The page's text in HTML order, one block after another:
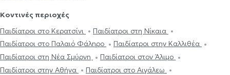
Κοντινές περιοχές
Παιδίατροι στο Κερατσίνι
Παιδίατροι στη Νίκαια
Παιδίατροι στο Παλαιό Φάληρο
Παιδίατροι στην Καλλιθέα
Παιδίατροι στη Νέα Σμύρνη
Παιδίατροι στον Άλιμο
Παιδίατροι στην Αθήνα
Παιδίατροι στο Αιγάλεω